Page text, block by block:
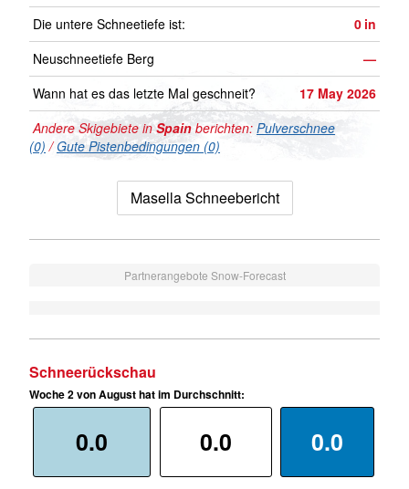
Die untere Schneetiefe ist:
0 in
Neuschneetiefe Berg
—
Wann hat es das letzte Mal geschneit?
17 May 2026
Andere Skigebiete inSpain berichten: Pulverschnee
(0) /Gute Pistenbedingungen (0)
Masella Schneebericht
Partnerangebote Snow-Forecast
Schneerückschau
Woche 2 von August hat im Durchschnitt:
0.0 0.0 0.0